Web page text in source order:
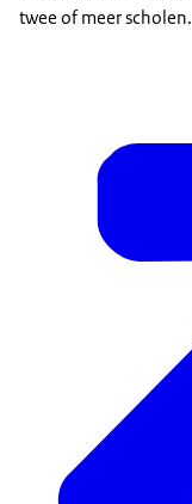
twee of meer scholen.